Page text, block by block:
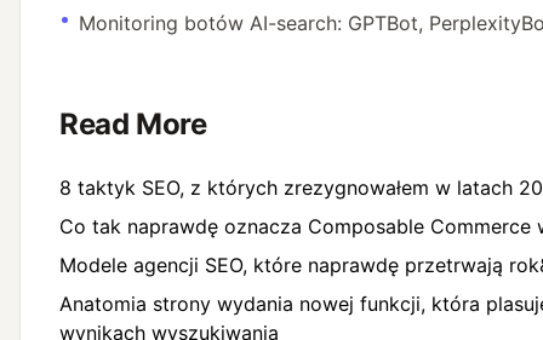
Monitoring botów AI-search: GPTBot,
Read More
8 taktyk SEO, z których zrezygnowałem w latach
Co tak naprawdę oznacza Composable Commerce
Modele agencji SEO, które naprawdę przetrwają
Anatomia strony wydania nowej funkcji, która
wynikach wyszukiwania